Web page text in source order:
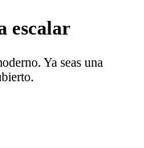
escalar
Ya seas una